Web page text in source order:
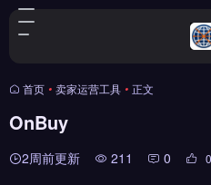
首页 • 卖家运营工具 • 正文
OnBuy
2周前更新 211 0 0